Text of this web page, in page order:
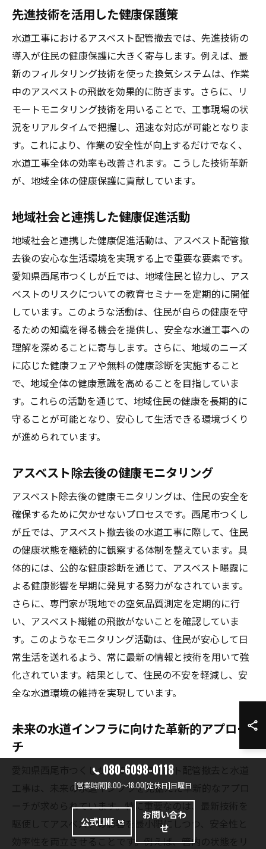
先進技術を活用した健康保護策
水道工事におけるアスベスト配管撤去では、先進技術の
導入が住民の健康保護に大きく寄与します。例えば、最
新のフィルタリング技術を使った換気システムは、作業
中のアスベストの飛散を効果的に防ぎます。さらに、リ
モートモニタリング技術を用いることで、工事現場の状
況をリアルタイムで把握し、迅速な対応が可能となりま
す。これにより、作業の安全性が向上するだけでなく、
水道工事全体の効率も改善されます。こうした技術革新
が、地域全体の健康保護に貢献しています。
地域社会と連携した健康促進活動
地域社会と連携した健康促進活動は、アスベスト配管撤
去後の安心な生活環境を実現する上で重要な要素です。
愛知県西尾市つくしが丘では、地域住民と協力し、アス
ベストのリスクについての教育セミナーを定期的に開催
しています。このような活動は、住民が自らの健康を守
るための知識を得る機会を提供し、安全な水道工事への
理解を深めることに寄与します。さらに、地域のニーズ
に応じた健康フェアや無料の健康診断を実施すること
で、地域全体の健康意識を高めることを目指していま
す。これらの活動を通じて、地域住民の健康を長期的に
守ることが可能となり、安心して生活できる環境づくり
が進められています。
アスベスト除去後の健康モニタリング
アスベスト除去後の健康モニタリングは、住民の安全を
確保するために欠かせないプロセスです。西尾市つくし
が丘では、アスベスト撤去後の水道工事に際して、住民
の健康状態を継続的に観察する体制を整えています。具
体的には、公的な健康診断を通じて、アスベスト曝露に
よる健康影響を早期に発見する努力がなされています。
さらに、専門家が現地での空気品質測定を定期的に行
い、アスベスト繊維の飛散がないことを確認していま
す。このようなモニタリング活動は、住民が安心して日
常生活を送れるよう、常に最新の情報と技術を用いて強
化されています。結果として、住民の不安を軽減し、安
全な水道環境の維持を実現しています。
未来の水道インフラに向けた革新的アプロー
チ
愛知県西尾市つくしが丘でのアスベスト配管撤去と水道
工事は、未来の水道インフラを見据えた革新的なアプロ
ーチが求められています。特に重要なのは、最新技術を
駆使してアスベストの影響を最小限にしつつ、安全性と
効率性を両立させることです。例えば、管内の状態をリ
080-6098-0118
[営業時間]8:00～18:00[定休日]日曜日
公式LINE
お問い合わ
せ